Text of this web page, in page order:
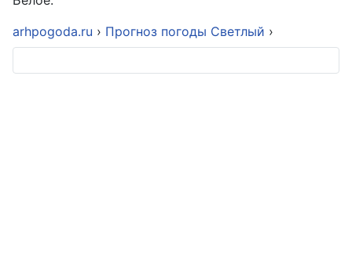
arhpogoda.ru › Прогноз погоды Светлый ›